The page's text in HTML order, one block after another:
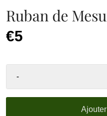
Ruban de
€5
-